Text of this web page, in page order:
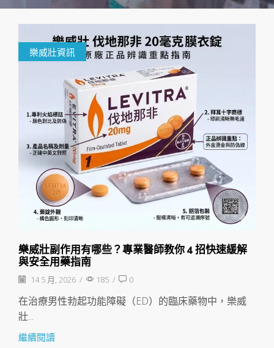
樂威壯資訊
樂威壯副作用有哪些？專業醫師教你 4 招快速緩解
與安全用藥指南
14 5 月, 2026 / 185 / 0
在治療男性勃起功能障礙（ED）的臨床藥物中，樂威
壯...
繼續閱讀